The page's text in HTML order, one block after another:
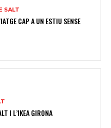
SALT
CAP A UN ESTIU SENSE
I L’IKEA GIRONA